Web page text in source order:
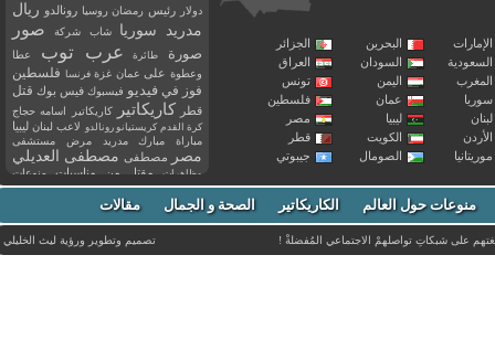
البحرين
الجزائر
السودان
العراق
اليمن
تونس
عمان
فلسطين
ليبيا
مصر
الكويت
قطر
الصومال جيبوتي
دولار رئيس رمضان روسيا رونالدو ريال
مدريد
سوريا شاب شركة صور
صورة طائرة عرب توب
عطا
وعطوة على عمان غزة فرنسا فلسطين
فوز في فيديو فيسبوك فيس بوك قتل
قطر كاريكاتير كاريكاتير اسامه حجاج
كرة القدم كريستيانو رونالدو لاعب لبنان ليبيا
مباراة مبارك مدريد مرض مستشفى
مصر مصطفى مصطفى العديلي
مظاهرات مقتل من مناسبات
منوعات
مواليد
موت ميسي ميلان نادي نشر
وفاة وفيات يوتيوب منوعات حول العالم الكاريكاتير الصحة و الجمال مقالات
على شبكاتِ تواصلهمْ الاجتماعي المُفضلةْ ! تصميم وتطوير ورؤيةليث الخليلي